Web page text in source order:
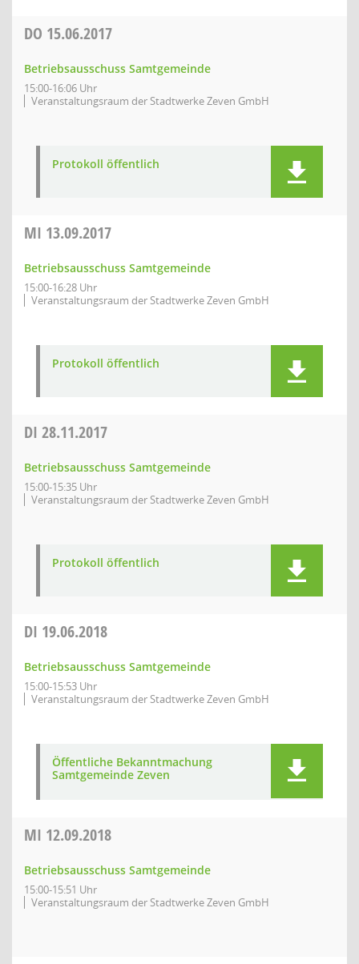
DO 15.06.2017
Betriebsausschuss Samtgemeinde
15:00-16:06 Uhr
Veranstaltungsraum der Stadtwerke Zeven GmbH
Protokoll öffentlich
MI 13.09.2017
Betriebsausschuss Samtgemeinde
15:00-16:28 Uhr
Veranstaltungsraum der Stadtwerke Zeven GmbH
Protokoll öffentlich
DI 28.11.2017
Betriebsausschuss Samtgemeinde
15:00-15:35 Uhr
Veranstaltungsraum der Stadtwerke Zeven GmbH
Protokoll öffentlich
DI 19.06.2018
Betriebsausschuss Samtgemeinde
15:00-15:53 Uhr
Veranstaltungsraum der Stadtwerke Zeven GmbH
Öffentliche Bekanntmachung
Samtgemeinde Zeven
MI 12.09.2018
Betriebsausschuss Samtgemeinde
15:00-15:51 Uhr
Veranstaltungsraum der Stadtwerke Zeven GmbH